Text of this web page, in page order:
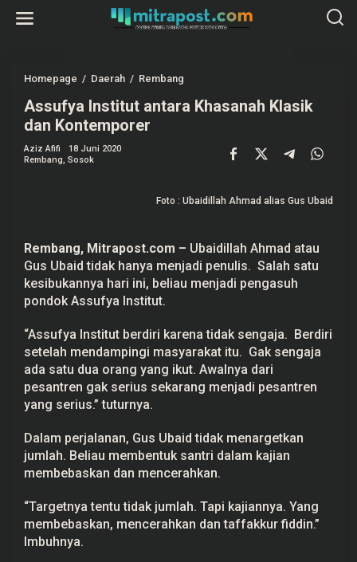
Homepage / Daerah / Rembang
s
u
t
t
n
t
K
h
a
s
a
n
l
s
i
a
n
Assufya Institut antara Khasanah Klasik
dan Kontemporer
Aziz Afifi
18 Juni 2020
Rembang, Sosok
Foto : Ubaidillah Ahmad alias Gus Ubaid
Rembang, Mitrapost.com – Ubaidillah Ahmad atau
Gus Ubaid tidak hanya menjadi penulis. Salah satu
kesibukannya hari ini, beliau menjadi pengasuh
pondok Assufya Institut.
“Assufya Institut berdiri karena tidak sengaja. Berdiri
setelah mendampingi masyarakat itu. Gak sengaja
ada satu dua orang yang ikut. Awalnya dari
pesantren gak serius sekarang menjadi pesantren
yang serius.” tuturnya.
Dalam perjalanan, Gus Ubaid tidak menargetkan
jumlah. Beliau membentuk santri dalam kajian
membebaskan dan mencerahkan.
“Targetnya tentu tidak jumlah. Tapi kajiannya. Yang
membebaskan, mencerahkan dan taffakkur fiddin.”
Imbuhnya.